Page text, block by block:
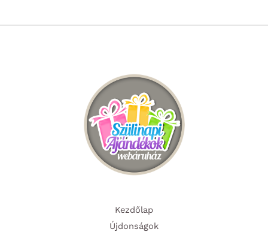
Kezdőlap
Újdonságok